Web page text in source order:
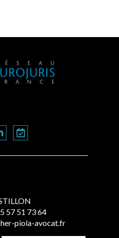
57 51 73 64
piola-avocat.fr